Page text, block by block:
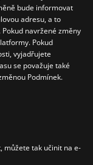
bude informovat
adresu, a to
navržené změny
Pokud
vyjadřujete
se považuje také
Podmínek.
můžete tak učinit na e-